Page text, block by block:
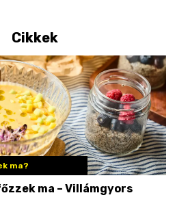
Cikkek
ma?
ma – Villámgyors